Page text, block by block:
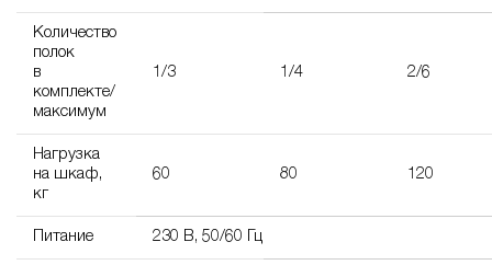
Количество
полок
в
комплекте/
максимум
1/3 1/4 2/6
Нагрузка
на шкаф,
кг
60 80 120
Питание 230 В, 50/60 Гц